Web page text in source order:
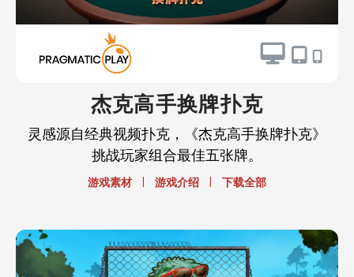
杰克高手换牌扑克
灵感源自经典视频扑克，《杰克高手换牌扑克》
挑战玩家组合最佳五张牌。
游戏素材 | 游戏介绍 | 下载全部